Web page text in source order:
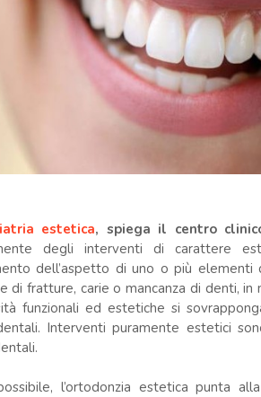
estetica, spiega il centro
degli interventi di carattere
dell’aspetto di uno o più
di fratture, carie o mancanza di denti,
funzionali ed estetiche si
Interventi puramente estetici
l’ortodonzia estetica punta